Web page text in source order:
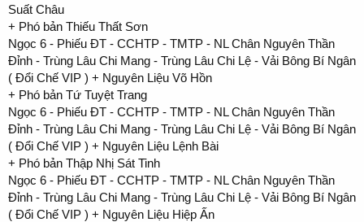
Suất Châu
+ Phó bản Thiếu Thất Sơn
Ngọc 6 - Phiếu ĐT - CCHTP - TMTP - NL Chân Nguyên Thần
Đỉnh - Trùng Lâu Chi Mang - Trùng Lâu Chi Lệ - Vải Bông Bí Ngân
( Đổi Chế VIP ) + Nguyên Liệu Võ Hồn
+ Phó bản Tứ Tuyệt Trang
Ngọc 6 - Phiếu ĐT - CCHTP - TMTP - NL Chân Nguyên Thần
Đỉnh - Trùng Lâu Chi Mang - Trùng Lâu Chi Lệ - Vải Bông Bí Ngân
( Đổi Chế VIP ) + Nguyên Liệu Lệnh Bài
+ Phó bản Thập Nhị Sát Tinh
Ngọc 6 - Phiếu ĐT - CCHTP - TMTP - NL Chân Nguyên Thần
Đỉnh - Trùng Lâu Chi Mang - Trùng Lâu Chi Lệ - Vải Bông Bí Ngân
( Đổi Chế VIP ) + Nguyên Liệu Hiệp Ấn